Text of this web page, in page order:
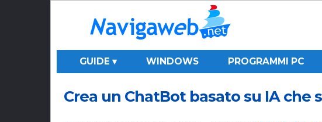
GUIDE ▾ WINDOWS PROGRAMMI PC
Crea un ChatBot basato su IA che